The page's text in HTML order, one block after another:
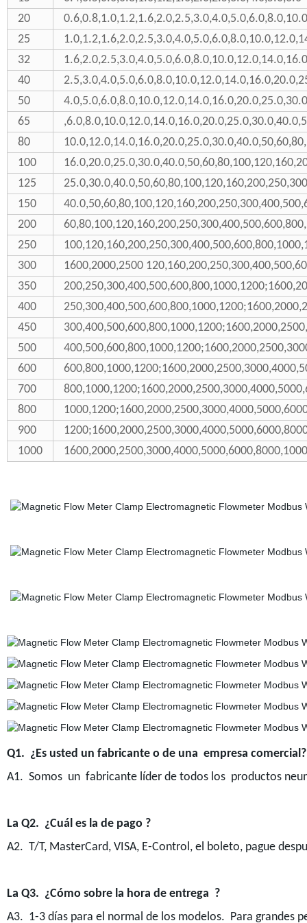
20
25
32
40
50
65
80
100
125
150
200
250
300
1600,2000,2500
350
400
450
500
600
700
800
900
1000
Q1. ¿Es usted un fabricante o de una empresa comercial?
A1. Somos un fabricante líder de todos los productos
La Q2. ¿Cuál es la de pago ?
A2. T/T, MasterCard, VISA, E-Control, el boleto, pague
La Q3. ¿Cómo sobre la hora de entrega ?
A3. 1-3 días para el normal de los modelos. Para grandes